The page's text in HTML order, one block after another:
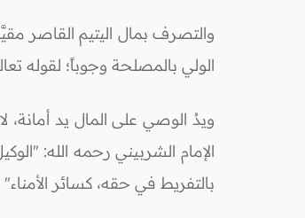
الولي بالمصلحة وجوباً؛ لقوله
ويدُ الوصي على المال يد
الإمام الشربيني رحمه الله:
بالتفريط في حقه، كسائر الأمناء"